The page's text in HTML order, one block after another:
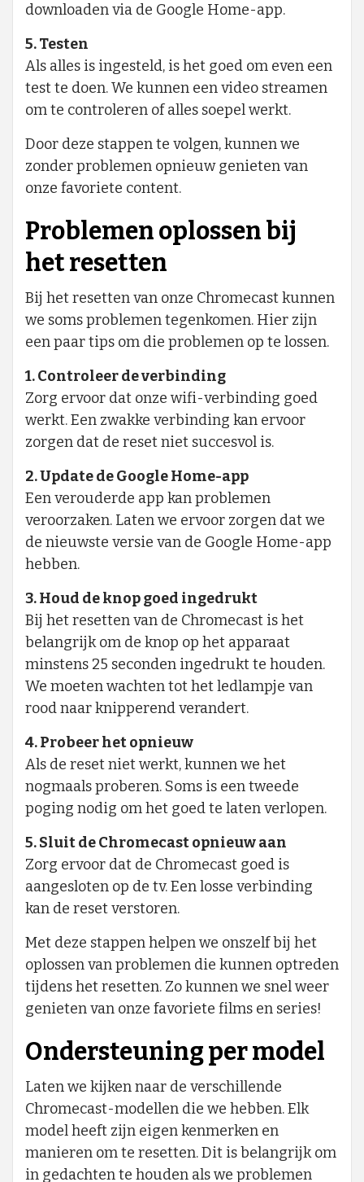
downloaden via de Google Home-app.
5. Testen
Als alles is ingesteld, is het goed om even een
test te doen. We kunnen een video streamen
om te controleren of alles soepel werkt.
Door deze stappen te volgen, kunnen we
zonder problemen opnieuw genieten van
onze favoriete content.
Problemen oplossen bij
het resetten
Bij het resetten van onze Chromecast kunnen
we soms problemen tegenkomen. Hier zijn
een paar tips om die problemen op te lossen.
1. Controleer de verbinding
Zorg ervoor dat onze wifi-verbinding goed
werkt. Een zwakke verbinding kan ervoor
zorgen dat de reset niet succesvol is.
2. Update de Google Home-app
Een verouderde app kan problemen
veroorzaken. Laten we ervoor zorgen dat we
de nieuwste versie van de Google Home-app
hebben.
3. Houd de knop goed ingedrukt
Bij het resetten van de Chromecast is het
belangrijk om de knop op het apparaat
minstens 25 seconden ingedrukt te houden.
We moeten wachten tot het ledlampje van
rood naar knipperend verandert.
4. Probeer het opnieuw
Als de reset niet werkt, kunnen we het
nogmaals proberen. Soms is een tweede
poging nodig om het goed te laten verlopen.
5. Sluit de Chromecast opnieuw aan
Zorg ervoor dat de Chromecast goed is
aangesloten op de tv. Een losse verbinding
kan de reset verstoren.
Met deze stappen helpen we onszelf bij het
oplossen van problemen die kunnen optreden
tijdens het resetten. Zo kunnen we snel weer
genieten van onze favoriete films en series!
Ondersteuning per model
Laten we kijken naar de verschillende
Chromecast-modellen die we hebben. Elk
model heeft zijn eigen kenmerken en
manieren om te resetten. Dit is belangrijk om
in gedachten te houden als we problemen